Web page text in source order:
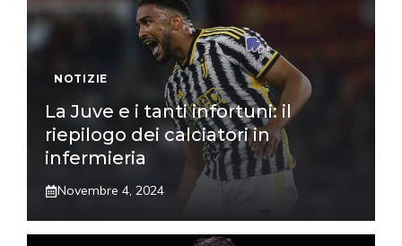
NOTIZIE
La Juve e i tanti infortuni: il
riepilogo dei calciatori in
infermieria
Novembre 4, 2024